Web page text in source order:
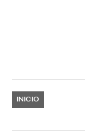
INICIO